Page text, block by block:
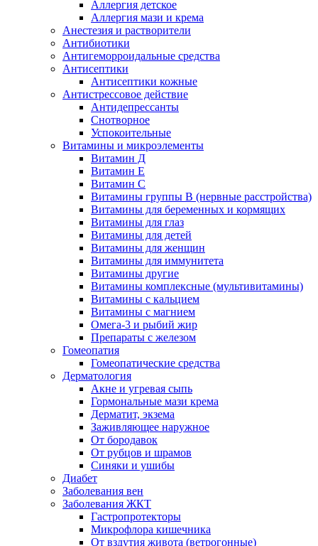
Аллергия детское
Аллергия мази и крема
Анестезия и растворители
Антибиотики
Антигеморроидальные средства
Антисептики
Антисептики кожные
Антистрессовое действие
Антидепрессанты
Снотворное
Успокоительные
Витамины и микроэлементы
Витамин Д
Витамин Е
Витамин С
Витамины группы В (нервные расстройства)
Витамины для беременных и кормящих
Витамины для глаз
Витамины для детей
Витамины для женщин
Витамины для иммунитета
Витамины другие
Витамины комплексные (мультивитамины)
Витамины с кальцием
Витамины с магнием
Омега-3 и рыбий жир
Препараты с железом
Гомеопатия
Гомеопатические средства
Дерматология
Акне и угревая сыпь
Гормональные мази крема
Дерматит, экзема
Заживляющее наружное
От бородавок
От рубцов и шрамов
Синяки и ушибы
Диабет
Заболевания вен
Заболевания ЖКТ
Гастропротекторы
Микрофлора кишечника
От вздутия живота (ветрогонные)